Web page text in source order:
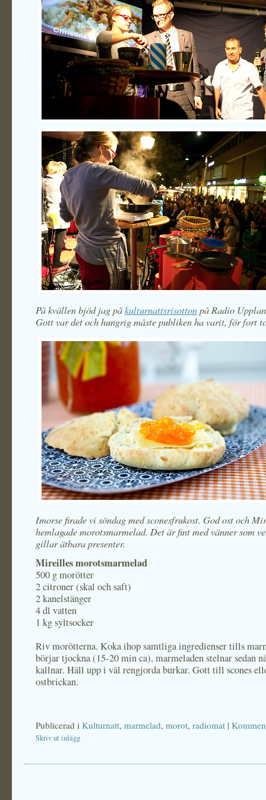
På kvällen bjöd jag påkulturnattsrisottonpå Radio
Gott var det och hungrig måste publiken ha varit, för fort
Imorse firade vi söndag med sconesfrukost. God ost och
hemlagade morotsmarmelad. Det är fint med vänner som
gillar ätbara presenter.
Mireilles morotsmarmelad
500 g morötter
2 citroner (skal och saft)
2 kanelstänger
4 dl vatten
1 kg syltsocker
Riv morötterna. Koka ihop samtliga ingredienser tills
börjar tjockna (15-20 min ca), marmeladen stelnar sedan
kallnar. Häll upp i väl rengjorda burkar. Gott till scones
ostbrickan.
Publicerad i Kulturnatt, marmelad, morot, radiomat |
Skriv ut inlägg